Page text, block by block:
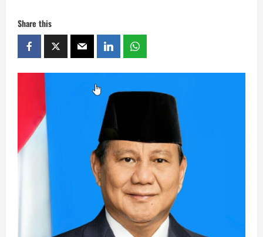
Share this